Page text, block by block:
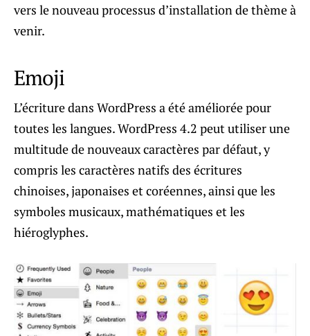
vers le nouveau processus d’installation de thème à
venir.
Emoji
L’écriture dans WordPress a été améliorée pour
toutes les langues. WordPress 4.2 peut utiliser une
multitude de nouveaux caractères par défaut, y
compris les caractères natifs des écritures
chinoises, japonaises et coréennes, ainsi que les
symboles musicaux, mathématiques et les
hiéroglyphes.